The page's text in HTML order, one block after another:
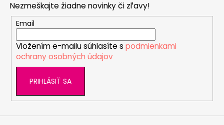
Nezmeškajte žiadne novinky či zľavy!
Email
Vložením e-mailu súhlasíte s podmienkami
ochrany osobných údajov
PRIHLÁSIŤ SA